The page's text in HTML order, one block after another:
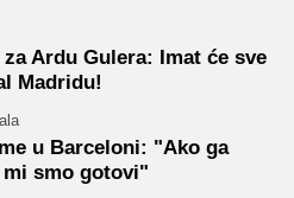
Ardu Gulera: Imat će sve
Madridu!
u Barceloni: "Ako ga
smo gotovi"